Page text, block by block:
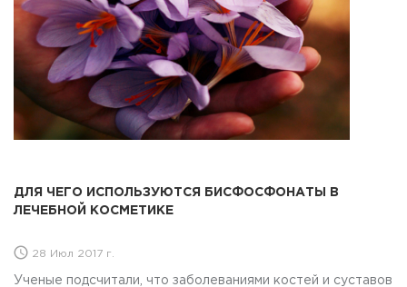
ДЛЯ ЧЕГО ИСПОЛЬЗУЮТСЯ БИСФОСФОНАТЫ В
ЛЕЧЕБНОЙ КОСМЕТИКЕ
28 Июл 2017 г.
Ученые подсчитали, что заболеваниями костей и суставов